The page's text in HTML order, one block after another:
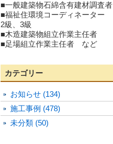
■一般建築物石綿含有建材調査者
■福祉住環境コーディネーター
2級、3級
■木造建築物組立作業主任者
■足場組立作業主任者 など
カテゴリー
お知らせ (134)
施工事例 (478)
未分類 (50)